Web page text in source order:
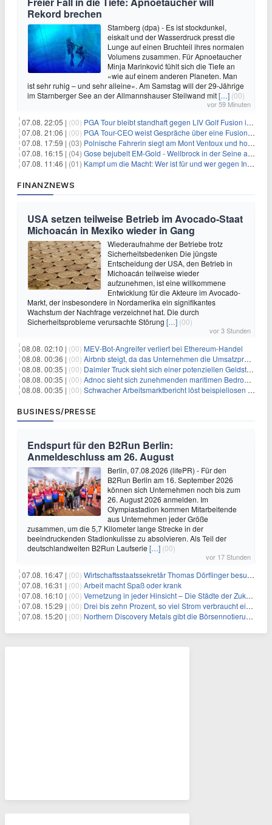
Rekord brechen
Starnberg (dpa) - Es ist stockdunkel,
eiskalt und der Wasserdruck presst die
Lunge auf einen Bruchteil ihres normalen
Volumens zusammen. Für Apnoetaucher
Minja Marinković fühlt sich die Tiefe an
«wie auf einem anderen Planeten. Man
ist sehr ruhig – und sehr alleine». Am Samstag will der 29-Jährige
im Starnberger See an der Allmannshauser Steilwand mit[…] (00)
vor 59 Minuten
07.08. 22:05 | (00) PGA Tour bleibt standhaft gegen LIV Golf Fusion in einem sich wandelnden Sportumfeld
07.08. 21:06 | (00) PGA Tour-CEO weist Gespräche über eine Fusion mit LIV Golf zurück und bekräftigt die Wettbewerbslandschaft
07.08. 17:59 | (03) Polnische Fahrerin siegt am Mont Ventoux und holt Tour-Gelb
07.08. 16:15 | (04) Gose bejubelt EM-Gold - Wellbrock in der Seine ausgebremst
07.08. 11:46 | (01) Kampf um die Macht: Wer ist für und wer gegen Infantino?
FINANZNEWS
USA setzen teilweise Betrieb im Avocado-Staat
Michoacán in Mexiko wieder in Gang
Wiederaufnahme der Betriebe trotz
Sicherheitsbedenken Die jüngste
Entscheidung der USA, den Betrieb in
Michoacán teilweise wieder
aufzunehmen, ist eine willkommene
Entwicklung für die Akteure im Avocado-
Markt, der insbesondere in Nordamerika ein signifikantes
Wachstum der Nachfrage verzeichnet hat. Die durch
Sicherheitsprobleme verursachte Störung […] (00)
vor 3 Stunden
08.08. 02:10 | (00) MEV-Bot-Angreifer verliert bei Ethereum-Handel
08.08. 00:36 | (00) Airbnb steigt, da das Unternehmen die Umsatzprognose anhebt und starkes Wachstum signalisiert
08.08. 00:35 | (00) Daimler Truck sieht sich einer potenziellen Geldstrafe von 1 Milliarde Euro aufgrund von EU-Emissionsvorschriften gegenüber
08.08. 00:35 | (00) Adnoc sieht sich zunehmenden maritimen Bedrohungen angesichts regionaler Spannungen gegenüber
08.08. 00:35 | (00) Schwacher Arbeitsmarktbericht löst beispiellosen Börsenanstieg aus
BUSINESS/PRESSE
Endspurt für den B2Run Berlin:
Anmeldeschluss am 26. August
Berlin, 07.08.2026 (lifePR) - Für den
B2Run Berlin am 16. September 2026
können sich Unternehmen noch bis zum
26. August 2026 anmelden. Im
Olympiastadion kommen Mitarbeitende
aus Unternehmen jeder Größe
zusammen, um die 5,7 Kilometer lange Strecke in der
beeindruckenden Stadionkulisse zu absolvieren. Als Teil der
deutschlandweiten B2Run Laufserie […] (00)
vor 17 Stunden
07.08. 16:47 | (00) Wirtschaftsstaatssekretär Thomas Dörflinger besucht Handwerksbetrieb im Kammerbezirk Freiburg
07.08. 16:31 | (00) Arbeit macht Spaß oder krank
07.08. 16:10 | (00) Vernetzung in jeder Hinsicht – Die Städte der Zukunft sind grün-blau
07.08. 15:29 | (00) Drei bis zehn Prozent, so viel Strom verbraucht ein Aufzug im Gebäude
07.08. 15:20 | (00) Northern Discovery Metals gibt die Börsennotierung an der Frankfurter Wertpapierbörse bekannt